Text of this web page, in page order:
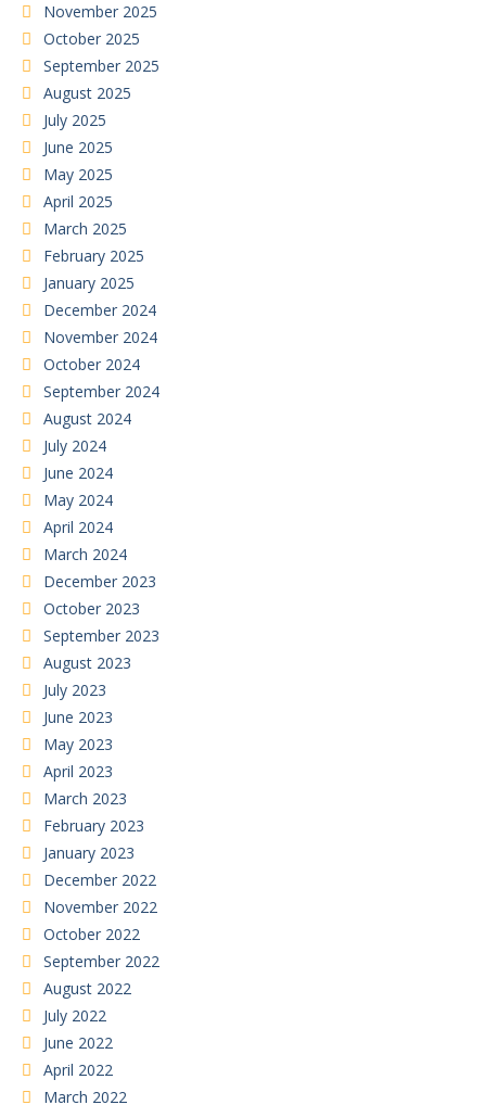
November 2025
October 2025
September 2025
August 2025
July 2025
June 2025
May 2025
April 2025
March 2025
February 2025
January 2025
December 2024
November 2024
October 2024
September 2024
August 2024
July 2024
June 2024
May 2024
April 2024
March 2024
December 2023
October 2023
September 2023
August 2023
July 2023
June 2023
May 2023
April 2023
March 2023
February 2023
January 2023
December 2022
November 2022
October 2022
September 2022
August 2022
July 2022
June 2022
April 2022
March 2022